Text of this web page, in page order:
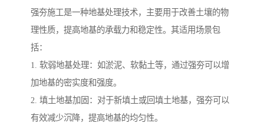
强夯施工是一种地基处理技术，主要用于改善土壤的物
理性质，提高地基的承载力和稳定性。其适用场景包
括：
1. 软弱地基处理：如淤泥、软黏土等，通过强夯可以增
加地基的密实度和强度。
2. 填土地基加固：对于新填土或回填土地基，强夯可以
有效减少沉降，提高地基的均匀性。